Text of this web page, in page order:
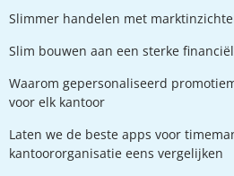
Slimmer handelen met
Slim bouwen aan een sterke
Waarom gepersonaliseerd
voor elk kantoor
Laten we de beste apps voor
kantoororganisatie eens vergelijken